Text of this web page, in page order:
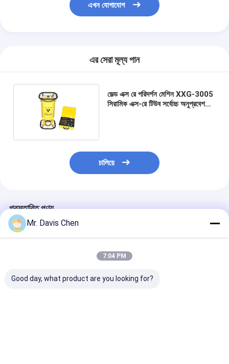
এখন যোগাযোগ
এর সেরা মূল্য পান
ভেল্ড এক্স রে পরিদর্শন মেশিন XXG-3005
সিরামিক এক্স-রে টিউব সর্বোচ্চ অনুপ্রবেশ
চালিয়ে
প্রস্তাবিত পণ্য
Mr. Davis Chen
7:04 PM
Good day, what product are you looking for?